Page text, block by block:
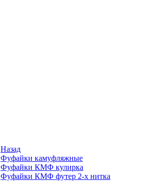
Назад
Фуфайки камуфляжные
Фуфайки КМФ кулирка
Фуфайки КМФ футер 2-х нитка